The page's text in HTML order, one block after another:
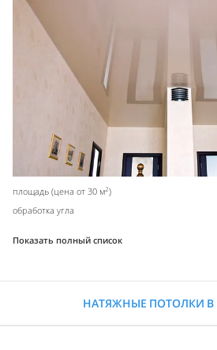
площадь (цена от 30 м2)
обработка угла
Показать полный список
НАТЯЖНЫЕ ПОТОЛКИ